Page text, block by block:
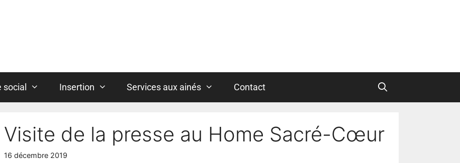
social Insertion Services aux ainés Contact
Visite de la presse au Home Sacré-Cœur
16 décembre 2019